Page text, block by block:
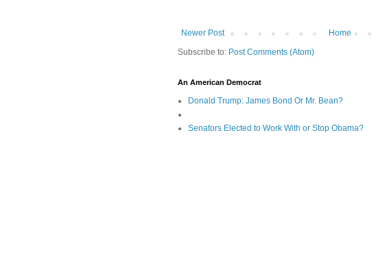
Newer Post
Home
Subscribe to: Post Comments (Atom)
An American Democrat
Donald Trump: James Bond Or Mr. Bean?
Senators Elected to Work With or Stop Obama?